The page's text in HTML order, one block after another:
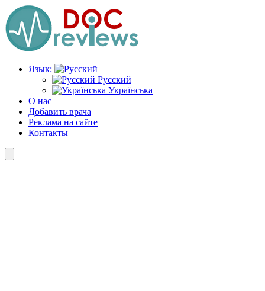
Перейти
к
содержимому
Язык:
Русский
Українська
О нас
Добавить врача
Реклама на сайте
Контакты